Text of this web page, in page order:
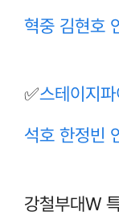
혁중 김현호
✅스테이지
석호 한정빈
강철부대W